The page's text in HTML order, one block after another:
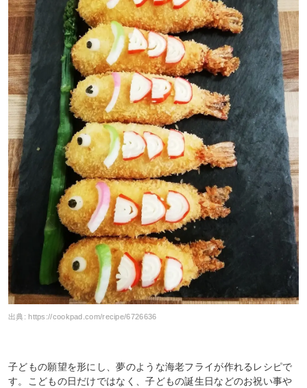
出典:https://cookpad.com/recipe/6726636
子どもの願望を形にし、夢のような海老フライが作れるレシピで
す。こどもの日だけではなく、子どもの誕生日などのお祝い事や